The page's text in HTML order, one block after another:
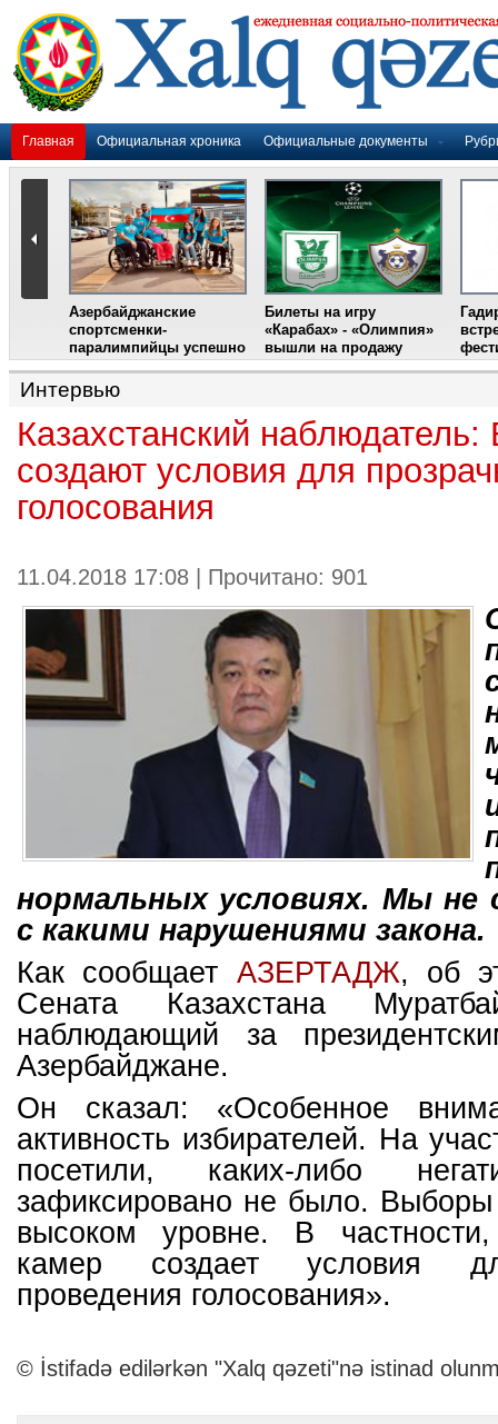
Главная Официальная хроника Официальные документы
Азербайджанские
спортсменки-
паралимпийцы успешно
выступили на III
Международном
фестивале парашютного
Билеты на игру
«Карабах» - «Олимпия»
вышли на продажу
Интервью
Казахстанский
создают условия для
голосования
11.04.2018 17:08 | Прочитано: 901
нормальных условиях. Мы не
с какими нарушениями закона.
Как сообщает АЗЕРТАДЖ, об
Сената Казахстана
наблюдающий за
Азербайджане.
Он сказал: «Особенное
активность избирателей. На
посетили, каких-либо
зафиксировано не было. Выборы
высоком уровне. В
камер создает условия
проведения голосования».
© İstifadə edilərkən "Xalq qəzeti"nə istinad